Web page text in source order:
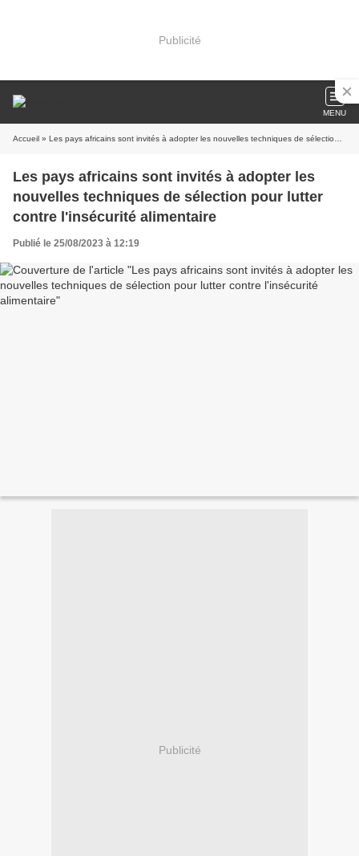
Publicité
MENU
Accueil » Les pays africains sont invités à adopter les nouvelles techniques de sélection pour lutter contre l'insécurité alimentaire
Les pays africains sont invités à adopter les
nouvelles techniques de sélection pour lutter
contre l'insécurité alimentaire
Publié le 25/08/2023 à 12:19
Publicité